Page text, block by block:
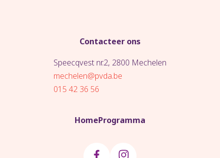
Contacteer ons
Speecqvest nr.2, 2800 Mechelen
mechelen@pvda.be
015 42 36 56
HomeProgramma